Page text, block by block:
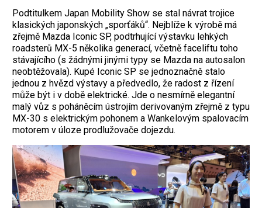
Podtitulkem Japan Mobility Show se stal návrat trojice
klasických japonských „sporťáků“. Nejblíže k výrobě má
zřejmě Mazda Iconic SP, podtrhující výstavku lehkých
roadsterů MX-5 několika generací, včetně faceliftu toho
stávajícího (s žádnými jinými typy se Mazda na autosalon
neobtěžovala). Kupé Iconic SP se jednoznačně stalo
jednou z hvězd výstavy a předvedlo, že radost z řízení
může být i v době elektrické. Jde o nesmírně elegantní
malý vůz s poháněcím ústrojím derivovaným zřejmě z typu
MX-30 s elektrickým pohonem a Wankelovým spalovacím
motorem v úloze prodlužovače dojezdu.